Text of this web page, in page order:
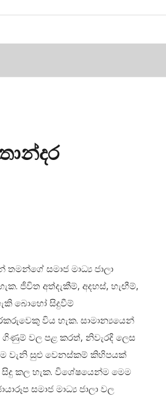
සමාජ මාධ්‍ය ජාලා
ජීවිත අත්දැකීම්, අදහස්, හැඟීම්,
බොහෝ සිදුවීම්
විය හැක. සාමාන්‍යයෙන්
ගිණුම් වල පළ කරත්, නිවැරදි ලෙස
වැනි සුළු වෙනස්කම් කිහිපයක්
කල හැක. විශේෂයෙන්ම මෙම
සමාජ මාධ්‍ය ජාලා වල